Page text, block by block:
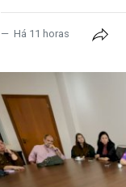
Há 11 horas